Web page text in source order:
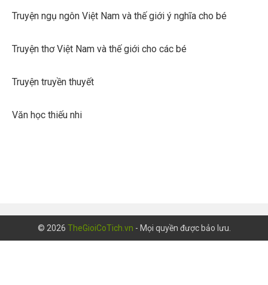
Truyện ngụ ngôn Việt Nam và thế giới ý nghĩa cho bé
Truyện thơ Việt Nam và thế giới cho các bé
Truyện truyền thuyết
Văn học thiếu nhi
© 2026 TheGioiCoTich.vn - Mọi quyền được bảo lưu.